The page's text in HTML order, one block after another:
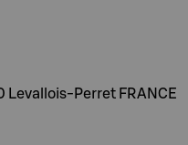
Levallois-Perret FRANCE